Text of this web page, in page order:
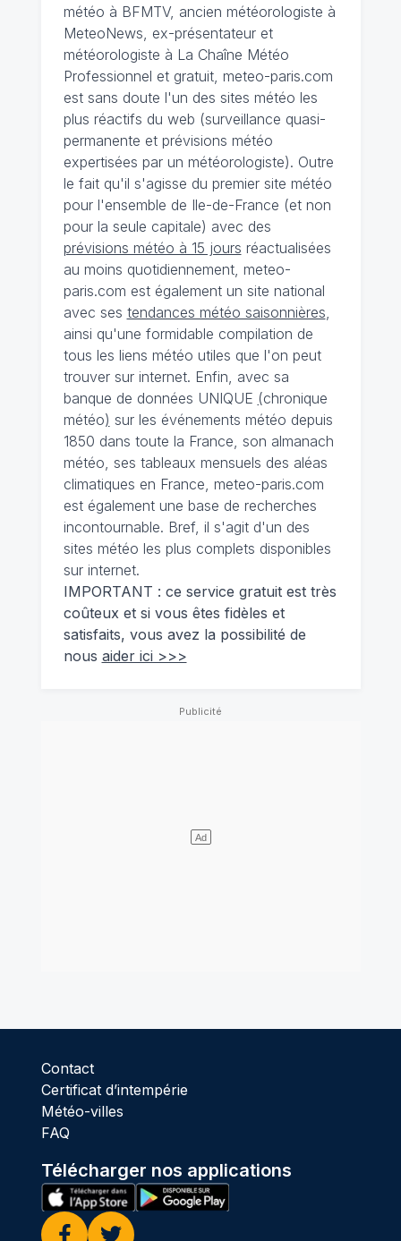
météo à BFMTV, ancien météorologiste à
MeteoNews, ex-présentateur et
météorologiste à La Chaîne Météo
Professionnel et gratuit, meteo-paris.com
est sans doute l'un des sites météo les
plus réactifs du web (surveillance quasi-
permanente et prévisions météo
expertisées par un météorologiste). Outre
le fait qu'il s'agisse du premier site météo
pour l'ensemble de Ile-de-France (et non
pour la seule capitale) avec des
prévisions météo à 15 jours réactualisées
au moins quotidiennement, meteo-
paris.com est également un site national
avec ses tendances météo saisonnières
ainsi qu'une formidable compilation de
tous les liens météo utiles que l'on peut
trouver sur internet. Enfin, avec sa
banque de données UNIQUE (chronique
météo) sur les événements météo depuis
1850 dans toute la France, son almanach
météo, ses tableaux mensuels des aléas
climatiques en France, meteo-paris.com
est également une base de recherches
incontournable. Bref, il s'agit d'un des
sites météo les plus complets disponibles
sur internet.
IMPORTANT : ce service gratuit est très
coûteux et si vous êtes fidèles et
satisfaits, vous avez la possibilité de
nous aider ici >>>
Contact
Certificat d’intempérie
Météo-villes
FAQ
Télécharger nos applications